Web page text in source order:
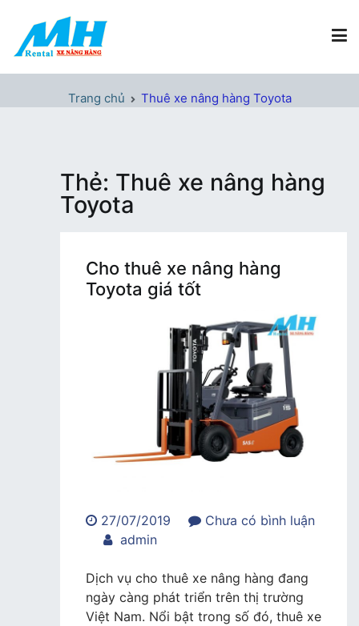
nội
Xe Nâng Hàng MH Rental
Trang chủ Thuê xe nâng hàng Toyota
Thẻ: Thuê xe nâng hàng
Toyota
Cho thuê xe nâng hàng
Toyota giá tốt
27/07/2019
Chưa có bình luận
trong
thuê
xe
nâng
admin
Dịch vụ cho thuê xe nâng hàng đang
ngày càng phát triển trên thị trường
Việt Nam. Nổi bật trong số đó, thuê xe